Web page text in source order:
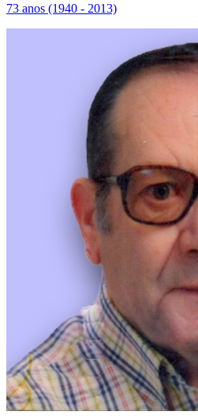
73 anos (1940 - 2013)